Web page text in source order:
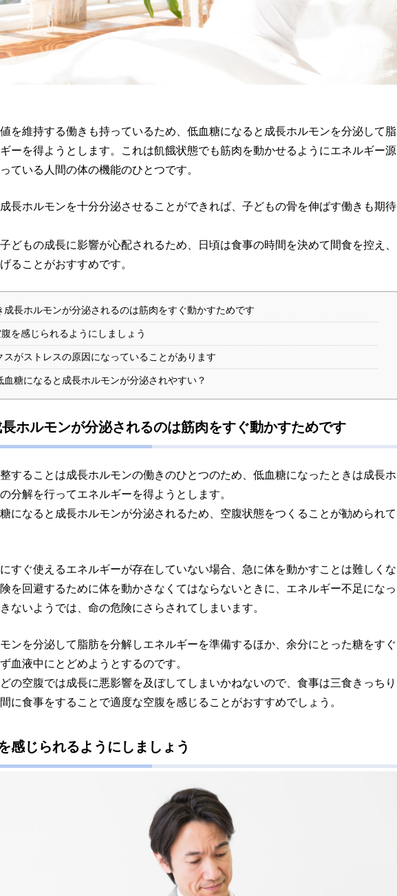
を維持する働きも持っているため、低血糖になると成長ホルモンを分泌して脂
ーを得ようとします。これは飢餓状態でも筋肉を動かせるようにエネルギー源
ている人間の体の機能のひとつです。
長ホルモンを十分分泌させることができれば、子どもの骨を伸ばす働きも期待
どもの成長に影響が心配されるため、日頃は食事の時間を決めて間食を控え、
ることがおすすめです。
成長ホルモンが分泌されるのは筋肉をすぐ動かすためです
を感じられるようにしましょう
スがストレスの原因になっていることがあります
血糖になると成長ホルモンが分泌されやすい？
ホルモンが分泌されるのは筋肉をすぐ動かすためです
することは成長ホルモンの働きのひとつのため、低血糖になったときは成長ホ
分解を行ってエネルギーを得ようとします。
になると成長ホルモンが分泌されるため、空腹状態をつくることが勧められて
すぐ使えるエネルギーが存在していない場合、急に体を動かすことは難しくな
を回避するために体を動かさなくてはならないときに、エネルギー不足になっ
ないようでは、命の危険にさらされてしまいます。
ンを分泌して脂肪を分解しエネルギーを準備するほか、余分にとった糖をすぐ
血液中にとどめようとするのです。
の空腹では成長に悪影響を及ぼしてしまいかねないので、食事は三食きっちり
に食事をすることで適度な空腹を感じることがおすすめでしょう。
感じられるようにしましょう